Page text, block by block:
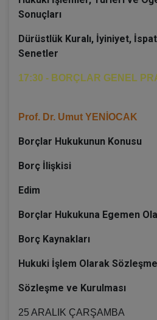
Sonuçları
Dürüstlük Kuralı, İyiniyet,
Senetler
17:30 - BORÇLAR GENEL
Prof. Dr. Umut YENİOCAK
Borçlar Hukukunun Konusu
Borç İlişkisi
Edim
Borçlar Hukukuna Egemen
Borç Kaynakları
Hukuki İşlem Olarak Sözleşme
Sözleşme ve Kurulması
25 ARALIK ÇARŞAMBA